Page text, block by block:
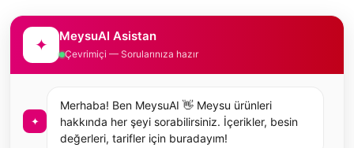
✦ MeysuAI Asistan
Çevrimiçi — Sorularınıza hazır
✦
Merhaba! Ben MeysuAI 👋 Meysu ürünleri
hakkında her şeyi sorabilirsiniz. İçerikler, besin
değerleri, tarifler için buradayım!